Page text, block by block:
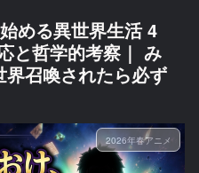
める異世界生活 4
と哲学的考察｜ み
召喚されたら必ず
2026年春アニメ